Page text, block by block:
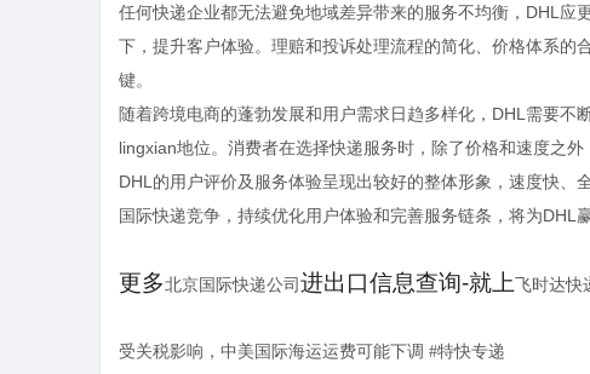
任何快递企业都无法避免地域差异带来的服务不均衡，DHL
下，提升客户体验。理赔和投诉处理流程的简化、价格体系
键。
随着跨境电商的蓬勃发展和用户需求日趋多样化，DHL需要
lingxian地位。消费者在选择快递服务时，除了价格和速度之
DHL的用户评价及服务体验呈现出较好的整体形象，速度快
国际快递竞争，持续优化用户体验和完善服务链条，将为DHL
更多北京国际快递公司进出口信息查询-就上飞时达快
受关税影响，中美国际海运运费可能下调 #特快专递